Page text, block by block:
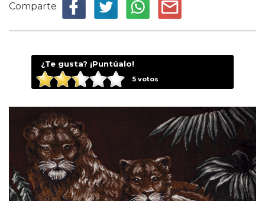
Comparte
¿Te gusta? ¡Puntúalo!
5votos